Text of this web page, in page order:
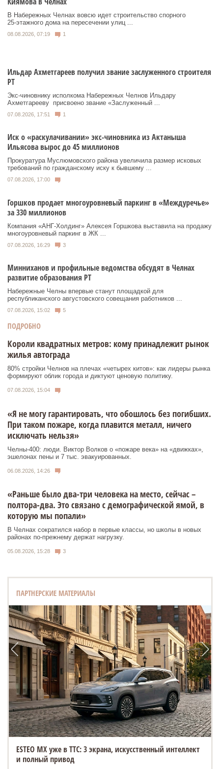
В Набережных Челнах вовсю идет строительство спорного
25‑этажного дома на пересечении улиц ...
08.08.2026, 07:19 1
Ильдар Ахметгареев получил звание заслуженного строителя
РТ
Экс‑чиновнику исполкома Набережных Челнов Ильдару
Ахметгарееву присвоено звание «Заслуженный ...
07.08.2026, 17:51 1
Иск о «раскулачивании» экс-чиновника из Актаныша
Ильясова вырос до 45 миллионов
Прокуратура Муслюмовского района увеличила размер исковых
требований по гражданскому иску к бывшему ...
07.08.2026, 17:00
Горшков продает многоуровневый паркинг в «Междуречье»
за 330 миллионов
Компания «АНГ-Холдинг» Алексея Горшкова выставила на продажу
многоуровневый паркинг в ЖК ...
07.08.2026, 16:29 3
Минниханов и профильные ведомства обсудят в Челнах
развитие образования РТ
Набережные Челны впервые станут площадкой для
республиканского августовского совещания работников ...
07.08.2026, 15:02 5
ПОДРОБНО
Короли квадратных метров: кому принадлежит рынок
жилья автограда
80% стройки Челнов на плечах «четырех китов»: как лидеры рынка
формируют облик города и диктуют ценовую политику.
07.08.2026, 15:04
«Я не могу гарантировать, что обошлось без погибших.
При таком пожаре, когда плавится металл, ничего
исключать нельзя»
Челны-400: люди. Виктор Волков о «пожаре века» на «движках»,
эшелонах пены и 7 тыс. эвакуированных.
06.08.2026, 14:26
«Раньше было два-три человека на место, сейчас –
полтора-два. Это связано с демографической ямой, в
которую мы попали»
В Челнах сократился набор в первые классы, но школы в новых
районах по-прежнему держат нагрузку.
05.08.2026, 15:28 3
ПАРТНЕРСКИЕ МАТЕРИАЛЫ
ESTEO MX уже в ТТС: 3 экрана, искусственный интеллект
и полный привод